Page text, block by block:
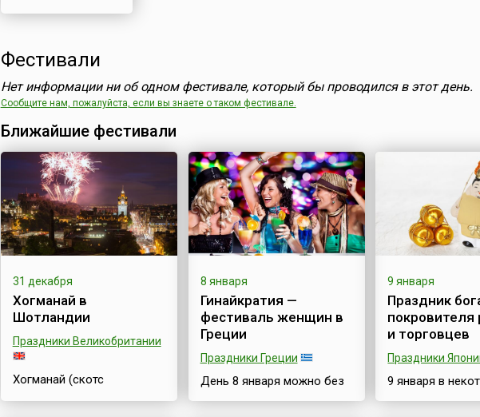
Фестивали
Нет информации ни об одном фестивале, который бы проводился в этот день.
Сообщите нам, пожалуйста, если вы знаете о таком фестивале.
Ближайшие фестивали
31 декабря
Хогманай в
Шотландии
Праздники Великобритании
Хогманай (скотс
8 января
Гинайкратия —
фестиваль женщин в
Греции
Праздники Греции
День 8 января можно без
9 января
Праздник
покровителя
и торговцев
Праздники
9 января в